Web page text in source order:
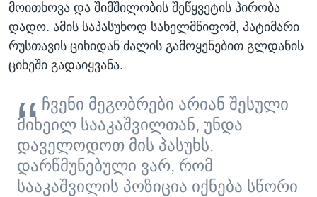
მოითხოვა და შიმშილობის შეწყვეტის პირობა
დადო. ამის საპასუხოდ სახელმწიფომ, პატიმარი
რუსთავის ციხიდან ძალის გამოყენებით გლდანის
ციხეში გადაიყვანა.
ჩვენი მეგობრები არიან შესული
მიხეილ სააკაშვილთან, უნდა
დაველოდოთ მის პასუხს.
დარწმუნებული ვარ, რომ
სააკაშვილის პოზიცია იქნება სწორი